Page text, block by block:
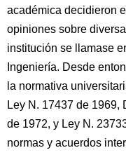
académica decidieron
opiniones sobre
institución se llamase
Ingeniería. Desde
la normativa
Ley N. 17437 de 1969,
de 1972, y Ley N.
normas y acuerdos